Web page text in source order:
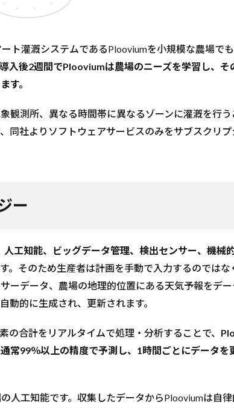
ート灌漑システムであるPlooviumを小規模な農場で
導入後2週間でPlooviumは農場のニーズを学習し、そ
す。
観測所、異なる時間帯に異なるゾーンに灌漑を行
同社よりソフトウェアサービスのみをサブスクリ
ー
工知能、ビッグデータ管理、検出センサー、機械
。そのため生産者は計画を手動で入力するのでは
ーデータ、農場の地理的位置にある天気予報をデ
動的に生成され、更新されます。
の合計をリアルタイムで処理・分析することで、
常99％以上の精度で予測し、1時間ごとにデータを
人工知能です。収集したデータからPlooviumは自